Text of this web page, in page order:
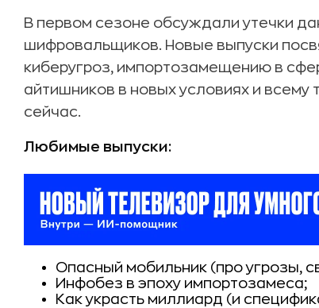
В первом сезоне обсуждали утечки
шифровальщиков. Новые выпуски
киберугроз, импортозамещению в
айтишников в новых условиях и всему
сейчас.
Любимые выпуски:
Опасный мобильник (про угрозы,
Инфобез в эпоху импортозамеса;
Как украсть миллиард (и